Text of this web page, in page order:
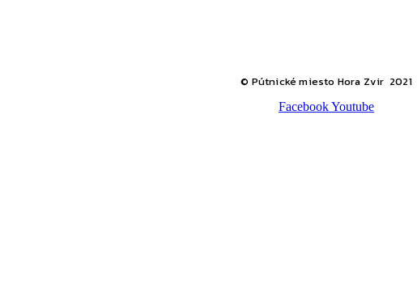
© Pútnické miesto Hora Zvir 2021
FacebookYoutube